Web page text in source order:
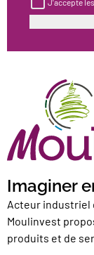
Imaginer
Acteur industriel
Moulinvest
produits et de